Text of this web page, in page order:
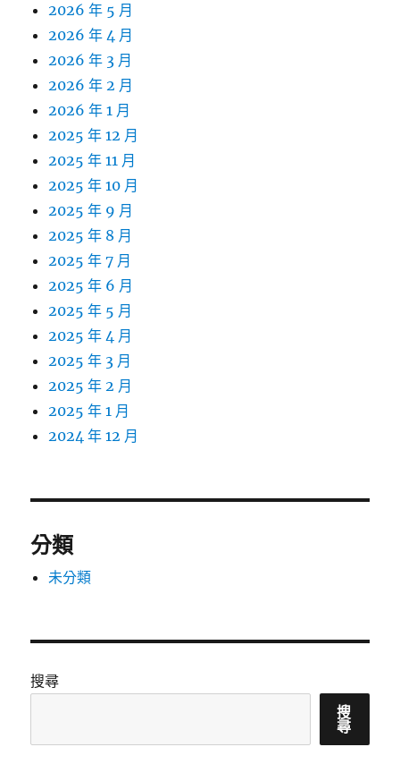
2026 年 5 月
2026 年 4 月
2026 年 3 月
2026 年 2 月
2026 年 1 月
2025 年 12 月
2025 年 11 月
2025 年 10 月
2025 年 9 月
2025 年 8 月
2025 年 7 月
2025 年 6 月
2025 年 5 月
2025 年 4 月
2025 年 3 月
2025 年 2 月
2025 年 1 月
2024 年 12 月
分類
未分類
搜尋
搜
尋